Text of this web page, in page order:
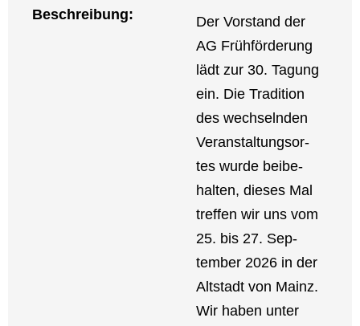
Beschrei­bung:
Der Vor­stand der
AG Früh­för­de­rung
lädt zur 30. Tagung
ein. Die Tra­di­ti­on
des wech­seln­den
Ver­an­stal­tungs­or­
tes wur­de bei­be­
hal­ten, die­ses Mal
tref­fen wir uns vom
25. bis 27. Sep­
tem­ber 2026 in der
Alt­stadt von Mainz.
Wir haben unter